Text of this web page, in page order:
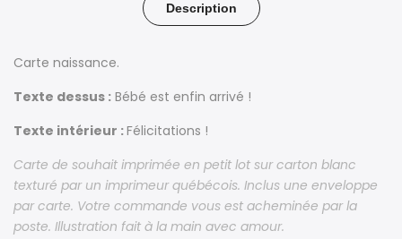
Description
Carte naissance.
Texte dessus : Bébé est enfin arrivé !
Texte intérieur :Félicitations !
Carte de souhait imprimée en petit lot sur carton blanc
texturé par un imprimeur québécois. Inclus une enveloppe
par carte. Votre commande vous est acheminée par la
poste. Illustration fait à la main avec amour.